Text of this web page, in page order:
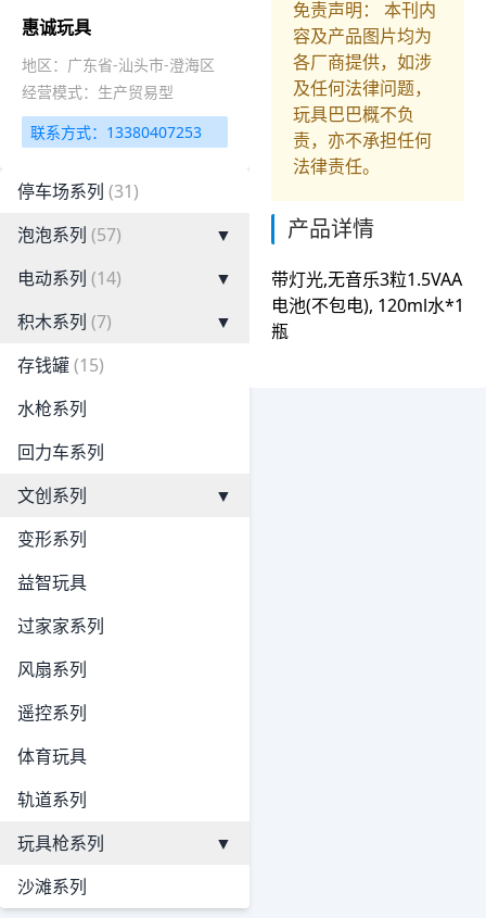
惠诚玩具
地区：广东省-汕头市-澄海区
经营模式：生产贸易型
联系方式：13380407253
停车场系列 (31)
泡泡系列 (57)
▼
电动系列 (14)
▼
积木系列 (7)
▼
存钱罐(15)
水枪系列
回力车系列
文创系列
▼
变形系列
益智玩具
过家家系列
风扇系列
遥控系列
体育玩具
轨道系列
玩具枪系列
▼
沙滩系列
免责声明： 本刊内
容及产品图片均为
各厂商提供，如涉
及任何法律问题，
玩具巴巴概不负
责，亦不承担任何
法律责任。
产品详情
带灯光,无音乐3粒1.5VAA
电池(不包电), 120ml水*1
瓶